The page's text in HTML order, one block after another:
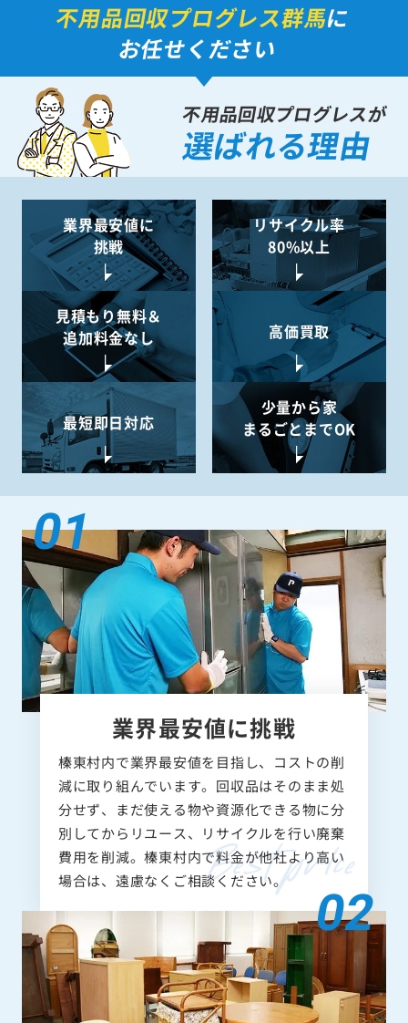
不用品回収プログレス群馬に
お任せください
不用品回収プログレスが
選ばれる理由
業界最安値に
挑戦
リサイクル率
80%以上
見積もり無料＆
追加料金なし
高価買取
最短即日対応
少量から家
まるごとまでOK
業界最安値に挑戦
榛東村内で業界最安値を目指し、コストの削
減に取り組んでいます。回収品はそのまま処
分せず、まだ使える物や資源化できる物に分
別してからリユース、リサイクルを行い廃棄
費用を削減。榛東村内で料金が他社より高い
場合は、遠慮なくご相談ください。